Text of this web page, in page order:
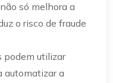
só melhora a
o risco de fraude
podem utilizar
automatizar a